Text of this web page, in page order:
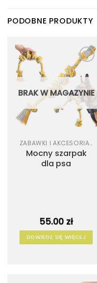
PODOBNE PRODUKTY
Dodaj
do
listy
życzeń
BRAK W MAGAZYNIE
ZABAWKI I AKCESORIA DLA PSA
Mocny szarpak
dla psa
55.00 zł
DOWIEDZ SIĘ WIĘCEJ